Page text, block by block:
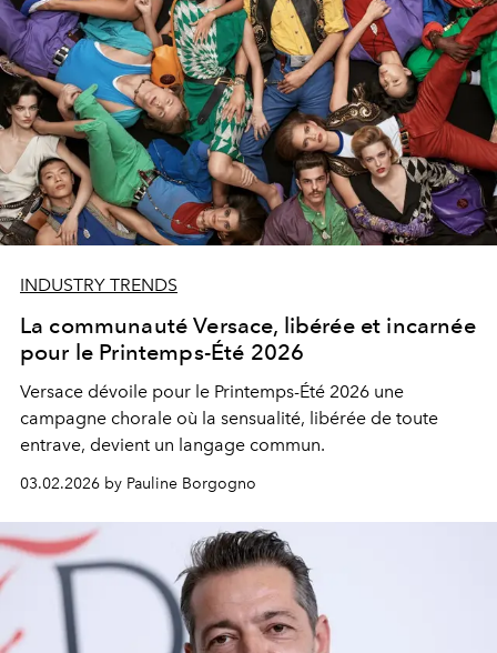
INDUSTRY TRENDS
La communauté Versace, libérée et incarnée
pour le Printemps-Été 2026
Versace dévoile pour le Printemps-Été 2026 une
campagne chorale où la sensualité, libérée de toute
entrave, devient un langage commun.
03.02.2026 by Pauline Borgogno